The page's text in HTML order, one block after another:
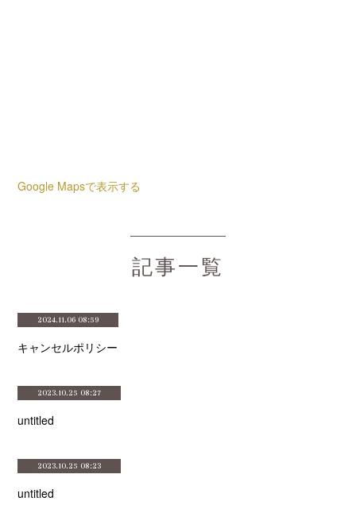
Google Mapsで表示する
記事一覧
2024.11.06 08:59
キャンセルポリシー
2023.10.25 08:27
untitled
2023.10.25 08:23
untitled